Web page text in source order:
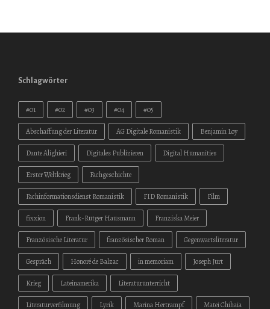
Schlagwörter
#01 #02 #03 #04 #05
Abschaffung der Literatur AG Digitale Romanistik Benjamin Loy
Dante Alighieri Digitales Publizieren Digital Humanities
Erster Weltkrieg Fachgeschichte
Fachinformationsdienst Romanistik FID Romanistik Film
fixxion Frank-Rutger Hausmann Franziska Meier
Französische Literatur französischer Roman Gegenwartsliteratur
Gespräch Honoré de Balzac in memoriam Joseph Jurt
Krieg Lateinamerika Literaturunterricht
Literaturverfilmung Lyrik Marina Hertrampf Matei Chihaia